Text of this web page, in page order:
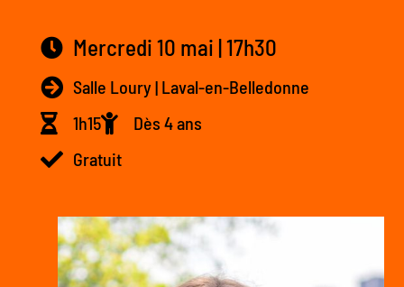
Mercredi 10 mai | 17h30
Salle Loury | Laval-en-Belledonne
1h15
Dès 4 ans
Gratuit